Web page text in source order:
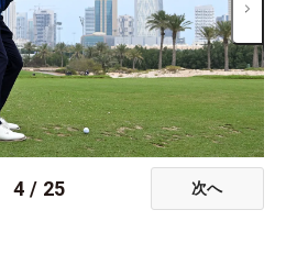
4 / 25 次へ